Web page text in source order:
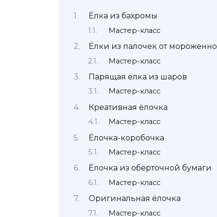
Ёлка из бахромы
Мастер-класс
Ёлки из палочек от
Мастер-класс
Парящая ёлка из шаров
Мастер-класс
Креативная ёлочка
Мастер-класс
Ёлочка-коробочка
Мастер-класс
Ёлочка из обёрточной бумаги
Мастер-класс
Оригинальная ёлочка
Мастер-класс